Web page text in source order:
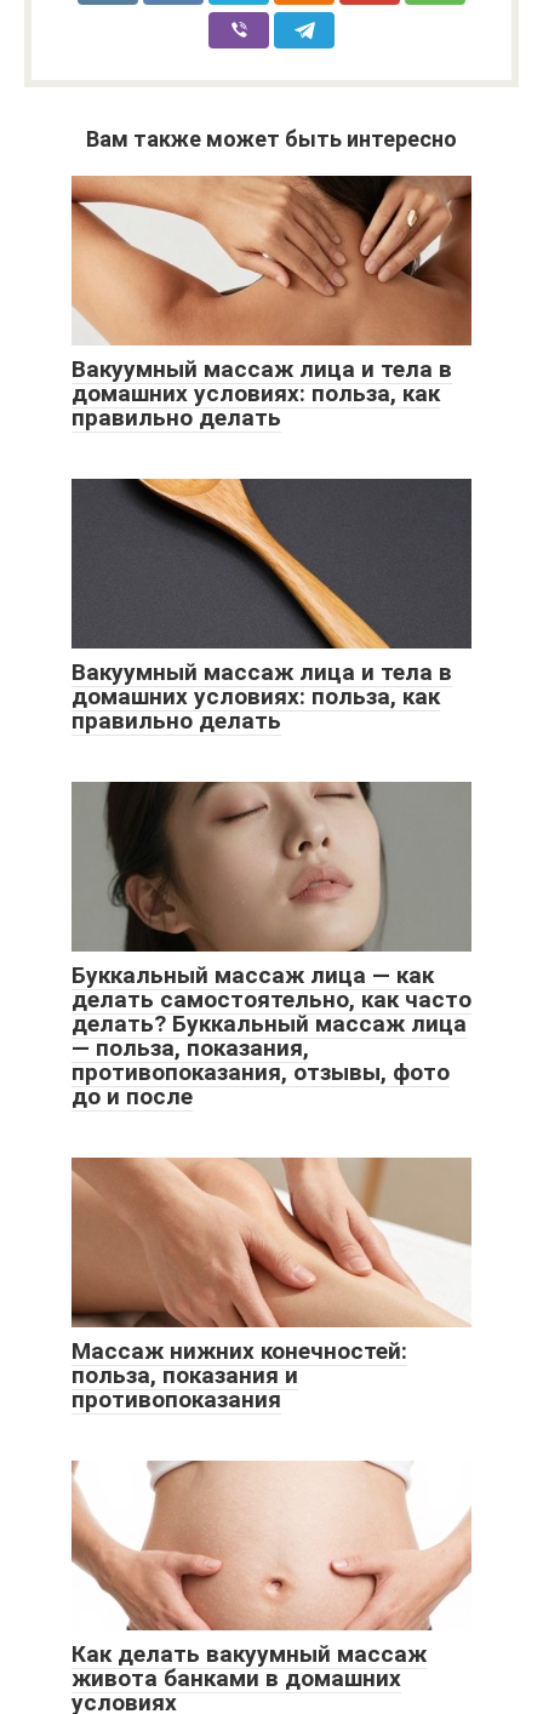
Вам также может быть интересно
Вакуумный массаж лица и тела в
домашних условиях: польза, как
правильно делать
Вакуумный массаж лица и тела в
домашних условиях: польза, как
правильно делать
Буккальный массаж лица — как
делать самостоятельно, как часто
делать? Буккальный массаж лица
— польза, показания,
противопоказания, отзывы, фото
до и после
Массаж нижних конечностей:
польза, показания и
противопоказания
Как делать вакуумный массаж
живота банками в домашних
условиях